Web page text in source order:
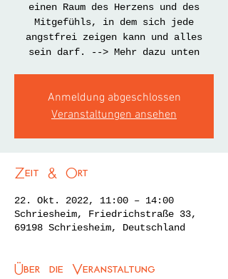
einen Raum des Herzens und des
Mitgefühls, in dem sich jede
angstfrei zeigen kann und alles
sein darf. --> Mehr dazu unten
Anmeldung abgeschlossen
Veranstaltungen ansehen
Zeit & Ort
22. Okt. 2022, 11:00 – 14:00
Schriesheim, Friedrichstraße 33,
69198 Schriesheim, Deutschland
Über die Veranstaltung